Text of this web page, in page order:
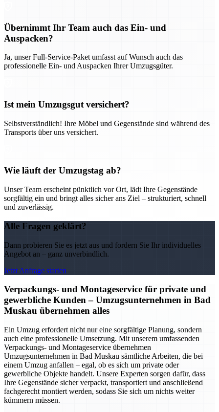
Übernimmt Ihr Team auch das Ein- und
Auspacken?
Ja, unser Full-Service-Paket umfasst auf Wunsch auch das
professionelle Ein- und Auspacken Ihrer Umzugsgüter.
Ist mein Umzugsgut versichert?
Selbstverständlich! Ihre Möbel und Gegenstände sind während des
Transports über uns versichert.
Wie läuft der Umzugstag ab?
Unser Team erscheint pünktlich vor Ort, lädt Ihre Gegenstände
sorgfältig ein und bringt alles sicher ans Ziel – strukturiert, schnell
und zuverlässig.
Alle Fragen geklärt?
Dann probieren Sie es jetzt aus und fordern Sie Ihr individuelles
Angebot an – ganz unverbindlich.
Jetzt Anfrage starten
Verpackungs- und Montageservice für private und
gewerbliche Kunden – Umzugsunternehmen in Bad
Muskau übernehmen alles
Ein Umzug erfordert nicht nur eine sorgfältige Planung, sondern
auch eine professionelle Umsetzung. Mit unserem umfassenden
Verpackungs- und Montageservice übernehmen
Umzugsunternehmen in Bad Muskau sämtliche Arbeiten, die bei
einem Umzug anfallen – egal, ob es sich um private oder
gewerbliche Objekte handelt. Unsere Experten sorgen dafür, dass
Ihre Gegenstände sicher verpackt, transportiert und anschließend
fachgerecht montiert werden, sodass Sie sich um nichts weiter
kümmern müssen.